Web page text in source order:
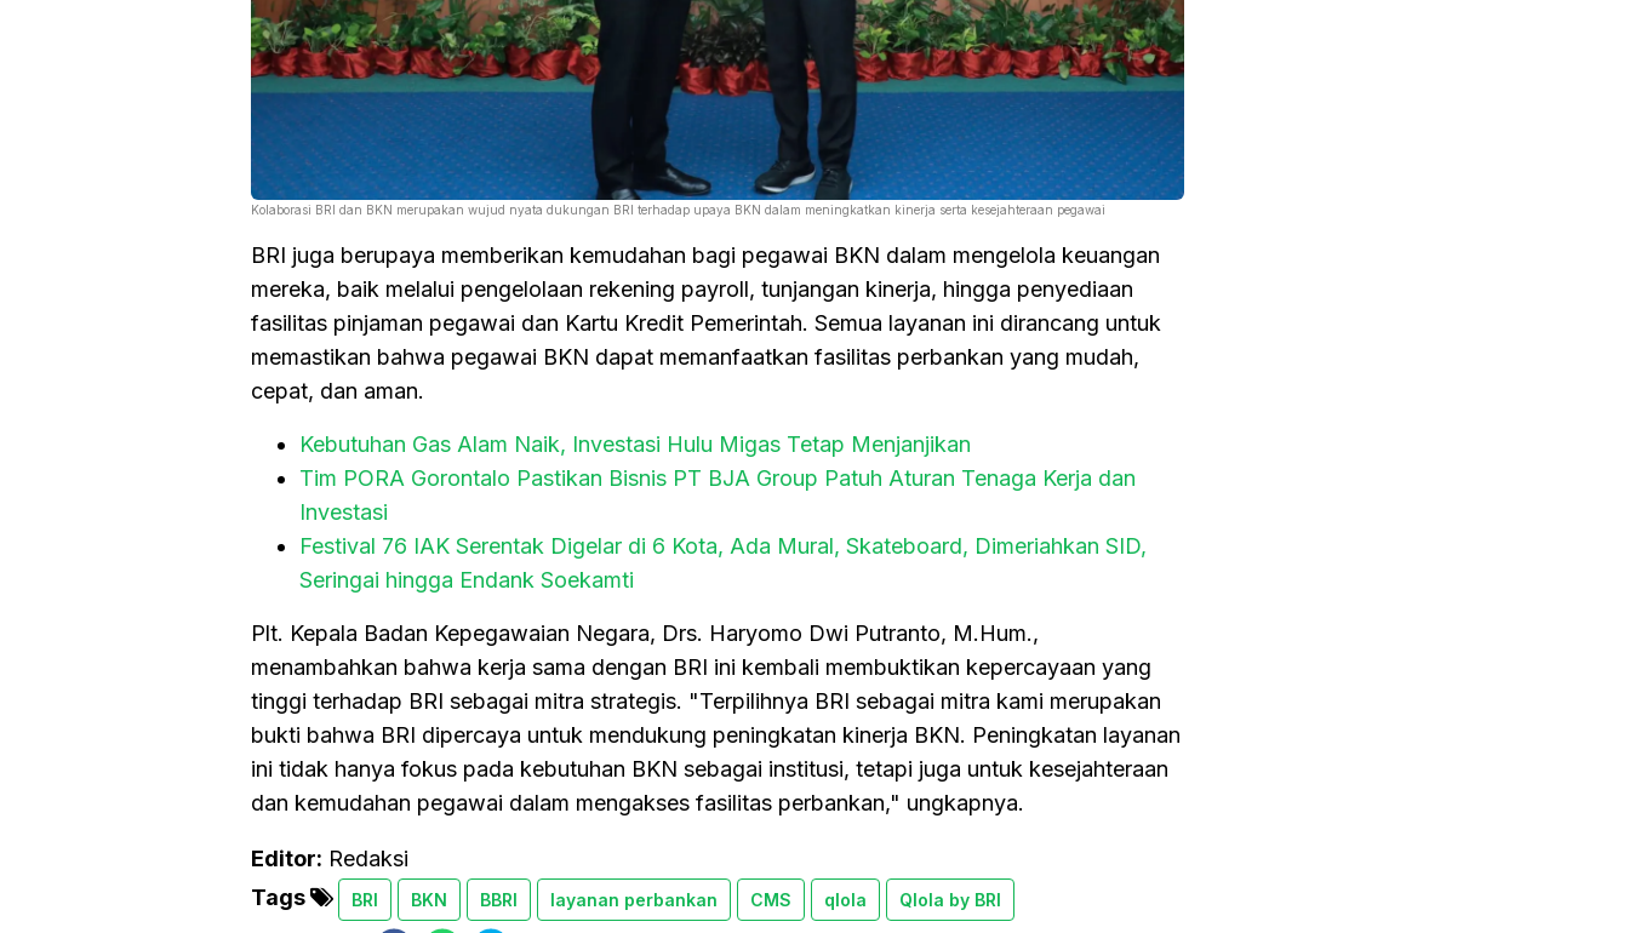
Kolaborasi BRI dan BKN merupakan wujud nyata dukungan BRI terhadap upaya BKN dalam meningkatkan kinerja serta kesejahteraan pegawai
BRI juga berupaya memberikan kemudahan bagi pegawai BKN dalam mengelola keuangan
mereka, baik melalui pengelolaan rekening payroll, tunjangan kinerja, hingga penyediaan
fasilitas pinjaman pegawai dan Kartu Kredit Pemerintah. Semua layanan ini dirancang untuk
memastikan bahwa pegawai BKN dapat memanfaatkan fasilitas perbankan yang mudah,
cepat, dan aman.
Kebutuhan Gas Alam Naik, Investasi Hulu Migas Tetap Menjanjikan
Tim PORA Gorontalo Pastikan Bisnis PT BJA Group Patuh Aturan Tenaga Kerja dan
Investasi
Festival 76 IAK Serentak Digelar di 6 Kota, Ada Mural, Skateboard, Dimeriahkan SID,
Seringai hingga Endank Soekamti
Plt. Kepala Badan Kepegawaian Negara, Drs. Haryomo Dwi Putranto, M.Hum.,
menambahkan bahwa kerja sama dengan BRI ini kembali membuktikan kepercayaan yang
tinggi terhadap BRI sebagai mitra strategis. "Terpilihnya BRI sebagai mitra kami merupakan
bukti bahwa BRI dipercaya untuk mendukung peningkatan kinerja BKN. Peningkatan layanan
ini tidak hanya fokus pada kebutuhan BKN sebagai institusi, tetapi juga untuk kesejahteraan
dan kemudahan pegawai dalam mengakses fasilitas perbankan," ungkapnya.
Editor: Redaksi
Tags
BRI BKN BBRI layanan perbankan CMS qlola Qlola by BRI